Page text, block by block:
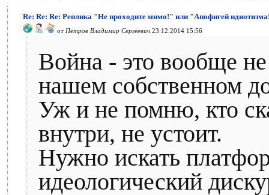
Re: Re: Re: Реплика "Не проходите мимо!" или "Апофигей
от Петров Владимир Сергеевич 23.12.2014 15:56
Война - это вообще
нашем собственном
Уж и не помню, кто
внутри, не устоит.
Нужно искать
идеологический